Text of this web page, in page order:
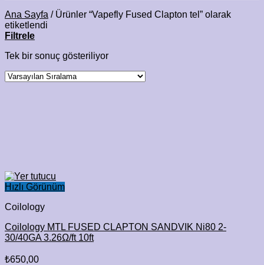
Ana Sayfa /Ürünler “Vapefly Fused Clapton tel” olarak
etiketlendi
Filtrele
Tek bir sonuç gösteriliyor
Hızlı Görünüm
Coilology
Coilology MTL FUSED CLAPTON SANDVIK Ni80 2-
30/40GA 3.26Ω/ft 10ft
₺650,00